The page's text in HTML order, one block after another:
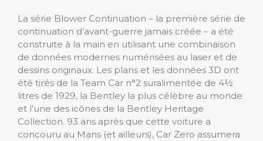
La série Blower Continuation – la première série de
continuation d’avant-guerre jamais créée – a été
construite à la main en utilisant une combinaison
de données modernes numérisées au laser et de
dessins originaux. Les plans et les données 3D ont
été tirés de la Team Car n°2 suralimentée de 4½
litres de 1929, la Bentley la plus célèbre au monde
et l’une des icônes de la Bentley Heritage
Collection. 93 ans après que cette voiture a
concouru au Mans (et ailleurs), Car Zero assumera